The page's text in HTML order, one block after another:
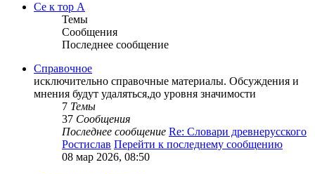
Се к тор А
Темы
Сообщения
Последнее сообщение
Справочное
исключительно справочные материалы. Обсуждения и
мнения будут удаляться,до уровня значимости
7 Темы
37 Сообщения
Последнее сообщение Re: Словари древнерусского
Ростислав Перейти к последнему сообщению
08 мар 2026, 08:50